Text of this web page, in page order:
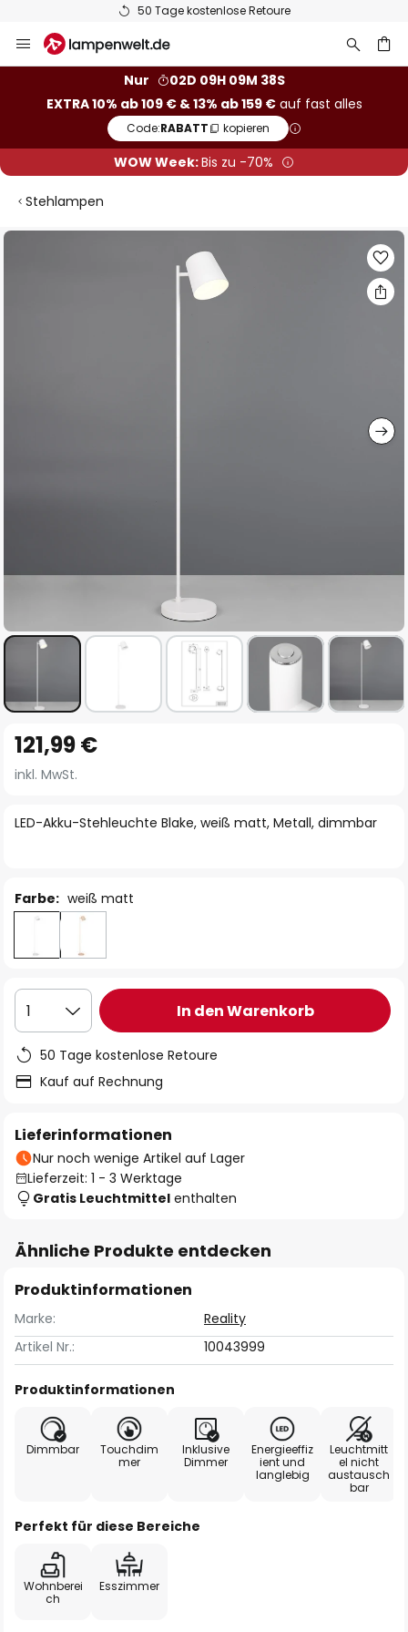
50 Tage kostenlose Retoure
Inhalt
Nur
02D 09H 09M 38S
EXTRA 10% ab 109 € & 13% ab 159 €auf fast alles
Code:RABATT kopieren
WOW Week:Bis zu -70%
Stehlampen
Zum
Anfang
der
springen
LED-Akku-Stehleuchte Blake, weiß matt, Metall, dimmbar
121,99 €
inkl. MwSt.
Farbe: weiß matt
1 In den Warenkorb
50 Tage kostenlose Retoure
Kauf auf Rechnung
Lieferinformationen
Nur noch wenige Artikel auf Lager
Lieferzeit: 1 - 3 Werktage
Gratis Leuchtmittel enthalten
Ähnliche Produkte entdecken
Produktinformationen
Marke:
Reality
Artikel Nr.:
10043999
Produktinformationen
Dimmbar
Touchdim
mer
Inklusive
Dimmer
Energieeffiz
ient und
langlebig
Leuchtmitt
el nicht
austausch
bar
Perfekt für diese Bereiche
Wohnberei
ch
Esszimmer